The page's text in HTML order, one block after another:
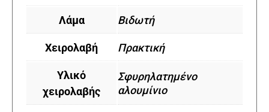
Λάμα Βιδωτή
Χειρολαβή Πρακτική
Υλικό
χειρολαβής
Σφυρηλατημένο
αλουμίνιο